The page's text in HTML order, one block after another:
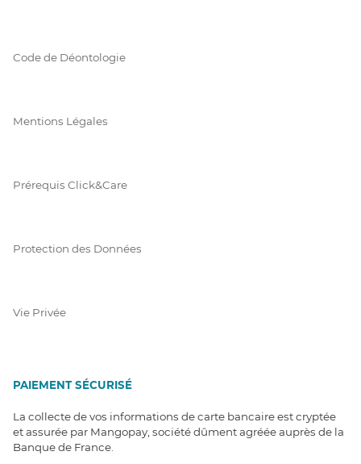
Code de Déontologie
Mentions Légales
Prérequis Click&Care
Protection des Données
Vie Privée
PAIEMENT SÉCURISÉ
La collecte de vos informations de carte bancaire est cryptée
et assurée par Mangopay, société dûment agréée auprès de la
Banque de France.